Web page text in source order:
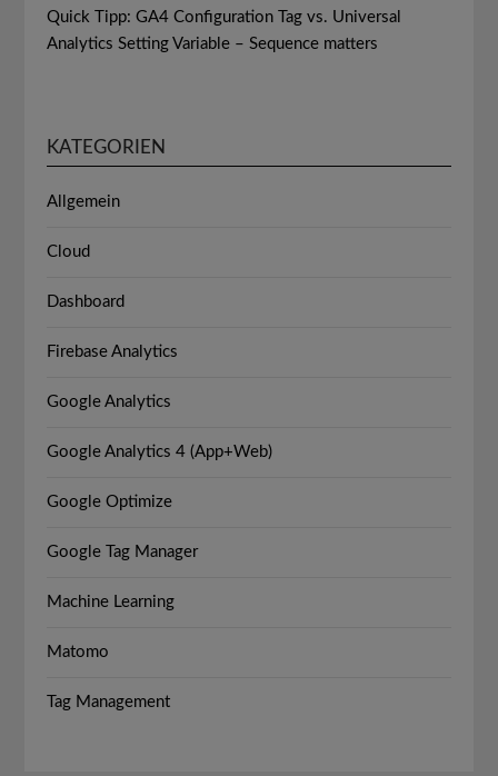
Quick Tipp: GA4 Configuration Tag vs. Universal
Analytics Setting Variable – Sequence matters
KATEGORIEN
Allgemein
Cloud
Dashboard
Firebase Analytics
Google Analytics
Google Analytics 4 (App+Web)
Google Optimize
Google Tag Manager
Machine Learning
Matomo
Tag Management